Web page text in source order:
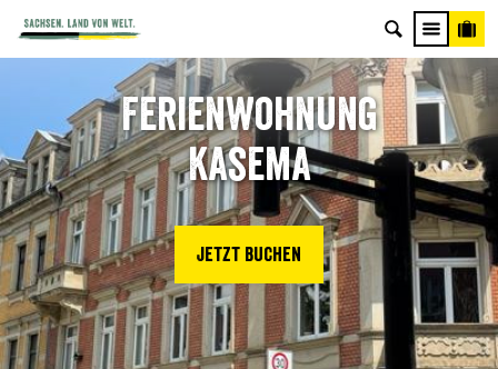
Ferienwohnung
Kasema
Jetzt buchen